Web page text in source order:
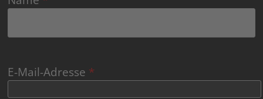
E-Mail-Adresse *